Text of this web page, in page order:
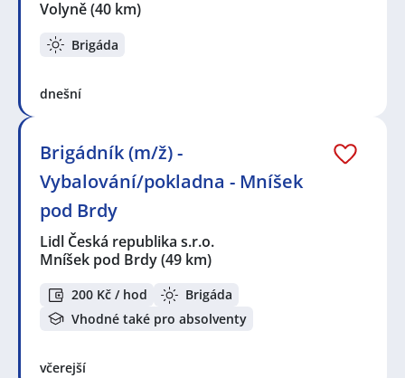
Volyně(40 km)
Brigáda
dnešní
Brigádník (m/ž) -
Vybalování/pokladna - Mníšek
pod Brdy
Lidl Česká republika s.r.o.
Mníšek pod Brdy(49 km)
200 Kč / hod
Brigáda
Vhodné také pro absolventy
včerejší